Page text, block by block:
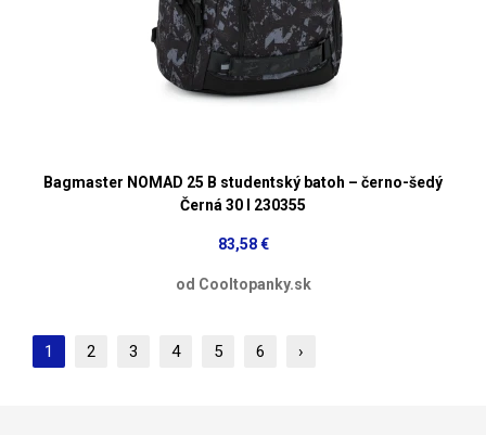
Bagmaster NOMAD 25 B studentský batoh – černo-šedý
Černá 30 l 230355
83,58 €
od Cooltopanky.sk
1 2 3 4 5 6 ›